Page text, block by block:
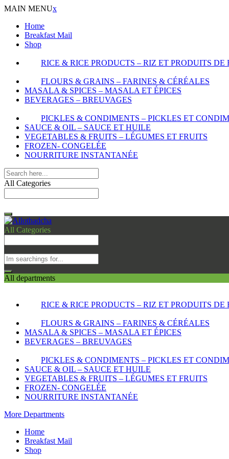
MAIN MENUx
Home
Breakfast Mail
Shop
RICE & RICE PRODUCTS – RIZ ET PRODUITS DE
FLOURS & GRAINS – FARINES & CÉRÉALES
MASALA & SPICES – MASALA ET ÉPICES
BEVERAGES – BREUVAGES
PICKLES & CONDIMENTS – PICKLES ET
SAUCE & OIL – SAUCE ET HUILE
VEGETABLES & FRUITS – LÉGUMES ET FRUITS
FROZEN- CONGELÉE
NOURRITURE INSTANTANÉE
All Categories
All Categories
All departments
RICE & RICE PRODUCTS – RIZ ET PRODUITS DE
FLOURS & GRAINS – FARINES & CÉRÉALES
MASALA & SPICES – MASALA ET ÉPICES
BEVERAGES – BREUVAGES
PICKLES & CONDIMENTS – PICKLES ET
SAUCE & OIL – SAUCE ET HUILE
VEGETABLES & FRUITS – LÉGUMES ET FRUITS
FROZEN- CONGELÉE
NOURRITURE INSTANTANÉE
More Departments
Home
Breakfast Mail
Shop